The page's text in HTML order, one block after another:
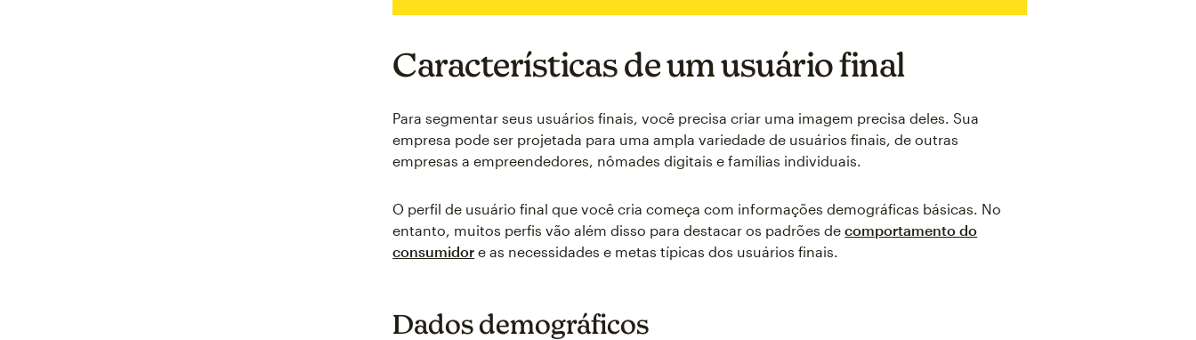
Características de um usuário final
Para segmentar seus usuários finais, você precisa criar uma imagem precisa deles. Sua
empresa pode ser projetada para uma ampla variedade de usuários finais, de outras
empresas a empreendedores, nômades digitais e famílias individuais.
O perfil de usuário final que você cria começa com informações demográficas básicas. No
entanto, muitos perfis vão além disso para destacar os padrões decomportamento do
consumidor e as necessidades e metas típicas dos usuários finais.
Dados demográficos